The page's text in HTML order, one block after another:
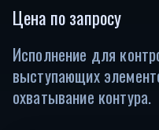
Цена по запросу
Исполнение для
выступающих
охватывание контура.